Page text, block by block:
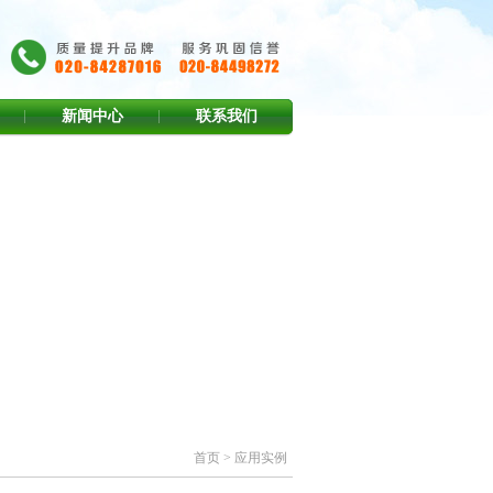
新闻中心 联系我们
首页 > 应用实例